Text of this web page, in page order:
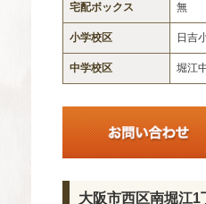
宅配ボックス 無
小学校区 日吉
中学校区 堀江
大阪市西区南堀江1